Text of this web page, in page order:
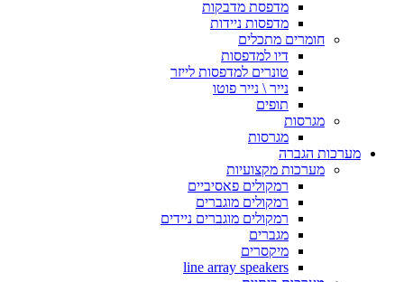
מדפסת מדבקות
מדפסות ניידות
חומרים מתכלים
דיו למדפסות
טונרים למדפסות לייזר
נייר \ נייר פוטו
תופים
מגרסות
מגרסות
מערכות הגברה
מערכות מקצועיות
רמקולים פאסיביים
רמקולים מוגברים
רמקולים מוגברים ניידים
מגברים
מיקסרים
line array speakers